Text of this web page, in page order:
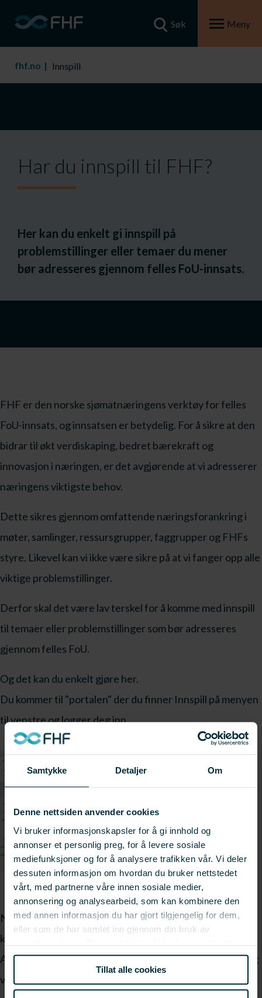
Samtykke Detaljer Om
Denne nettsiden anvender cookies
Vi bruker informasjonskapsler for å gi innhold og
annonser et personlig preg, for å levere sosiale
mediefunksjoner og for å analysere trafikken vår. Vi deler
dessuten informasjon om hvordan du bruker nettstedet
vårt, med partnerne våre innen sosiale medier,
annonsering og analysearbeid, som kan kombinere den
med annen informasjon du har gjort tilgjengelig for dem,
eller som de har samlet inn gjennom din bruk av
tjenestene deres. Du samtykker vår bruk av nødvendige
informasjonskapsler ved å bruke nettstedet vårt.
Tillat alle cookies
Søk Meny
fhf.no Innspill
Har du innspill til FHF?
Her kan du enkelt gi innspill på
problemstillinger eller temaer du mener
bør adresseres gjennom felles FoU-innsats.
FHF er den norske sjømatnæringens verktøy for felles
FoU-innsats, og innsatsen er betydelig. For å sikre at den
bidrar til økt verdiskaping, bedret bærekraft og
innovasjon i næringen, er det avgjørende at vi adresserer
næringens viktigste behov.
Dette sikres gjennom omfattende næringsforankring i
møter, samlinger, ressursgrupper, faggrupper og FHFs
styre. Likevel kan vi ikke være sikre på at vi fanger opp alle
viktige problemstillinger.
Derfor skal det være lav terskel for å komme med innspill
til temaer eller problemstillinger som bør adresseres
gjennom felles FoU.
Og det kan du enkelt gjøre her.
Du kommer til "portalen" der du finner Innspill på menyen
til venstre og logger deg inn.
Næringsaktører og FoU-miljøer kan sende inn innspill og
kort forklare hvorfor problemstillingen bør prioriteres.
Alle innspill behandles raskt av en egen innspillgruppe, og
vil få et svar.